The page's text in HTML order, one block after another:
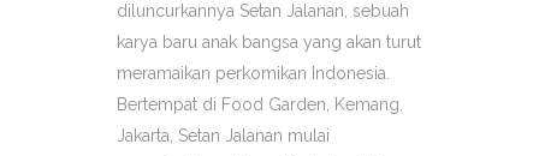
diluncurkannya Setan Jalanan, sebuah
karya baru anak bangsa yang akan turut
meramaikan perkomikan Indonesia.
Bertempat di Food Garden, Kemang,
Jakarta, Setan Jalanan mulai